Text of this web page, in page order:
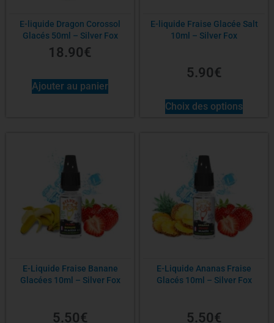
E-liquide Dragon Corossol
Glacés 50ml – Silver Fox
18.90€
Ajouter au panier
E-liquide Fraise Glacée Salt
10ml – Silver Fox
5.90€
Choix des options
E-Liquide Fraise Banane
Glacées 10ml – Silver Fox
5.50€
E-Liquide Ananas Fraise
Glacés 10ml – Silver Fox
5.50€